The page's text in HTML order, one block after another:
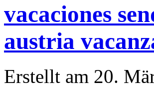
vacaciones
austria
Erstellt am 20.